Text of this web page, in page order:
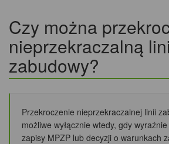
Czy można
nieprzekraczalną
zabudowy?
Przekroczenie nieprzekraczalnej linii
możliwe wyłącznie wtedy, gdy
zapisy MPZP lub decyzji o warunkach